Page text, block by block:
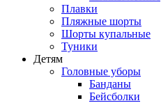
Плавки
Пляжные шорты
Шорты купальные
Туники
Детям
Головные уборы
Банданы
Бейсболки